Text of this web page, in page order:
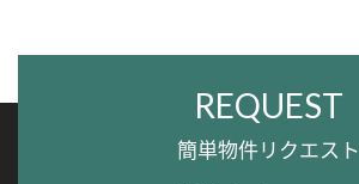
REQUEST
簡単物件リクエスト